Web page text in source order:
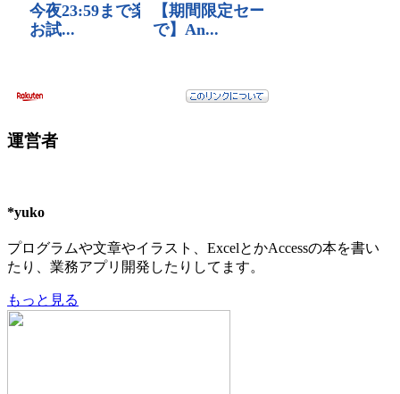
運営者
*yuko
プログラムや文章やイラスト、ExcelとかAccessの本を書い
たり、業務アプリ開発したりしてます。
もっと見る